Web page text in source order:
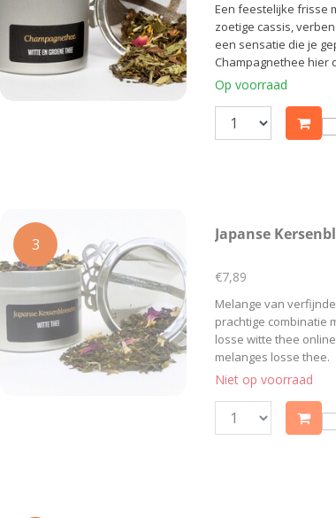
Een feestelijke frisse
zoetige cassis,
een sensatie die je
Champagnethee hier
Op voorraad
3
Japanse
€7,89
Melange van
prachtige combinatie
losse witte thee
melanges losse thee.
Niet op voorraad